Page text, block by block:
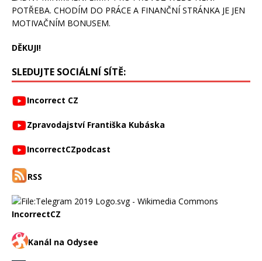
POTŘEBA. CHODÍM DO PRÁCE A FINANČNÍ STRÁNKA JE JEN
MOTIVAČNÍM BONUSEM.
DĚKUJI!
SLEDUJTE SOCIÁLNÍ SÍTĚ:
Incorrect CZ
Zpravodajství Františka Kubáska
IncorrectCZpodcast
RSS
IncorrectCZ
Kanál na Odysee